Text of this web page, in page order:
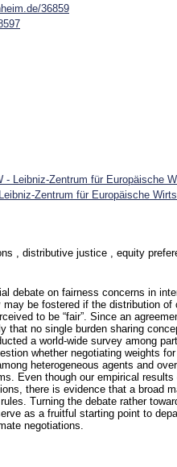
36859
- Leibniz-Zentrum für Europäische
Zentrum für Europäische
, distributive justice , equity
debate on fairness concerns in
be fostered if the distribution of
to be “fair”. Since an
that no single burden sharing
a world-wide survey among
whether negotiating weights
heterogeneous agents and
Even though our empirical
there is evidence that a broad
Turning the debate rather
as a fruitful starting point to
negotiations.